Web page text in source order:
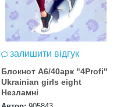
залишити відгук
Блокнот А6/40арк "4Profi"
Ukrainian girls eight
Незламні